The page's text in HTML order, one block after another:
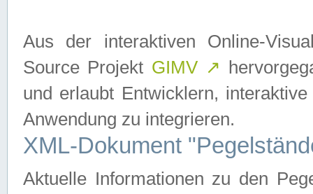
Aus der interaktiven Online-
Source Projekt GIMV ↗
und erlaubt Entwicklern,
Anwendung zu integrieren.
XML-Dokument
Aktuelle Informationen zu den